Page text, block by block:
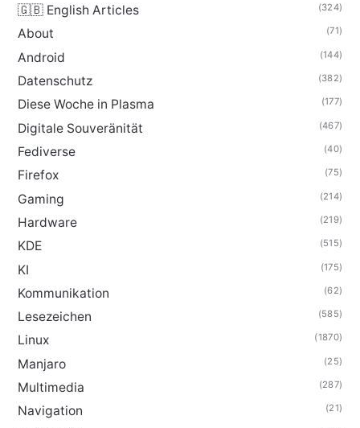
🇬🇧 English Articles (324)
About (71)
Android (144)
Datenschutz (382)
Diese Woche in Plasma (177)
Digitale Souveränität (467)
Fediverse (40)
Firefox (75)
Gaming (214)
Hardware (219)
KDE (515)
KI (175)
Kommunikation (62)
Lesezeichen (585)
Linux (1870)
Manjaro (25)
Multimedia (287)
Navigation (21)